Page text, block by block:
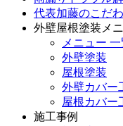
代表加藤のこだ
外壁屋根塗装メ
メニュー 一
外壁塗装
屋根塗装
外壁カバー
屋根カバー
施工事例